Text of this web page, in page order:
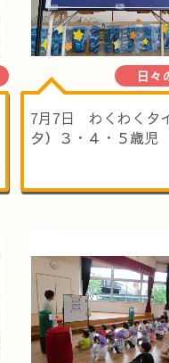
日々
7月7日 わくわくタ
夕）３・４・５歳児